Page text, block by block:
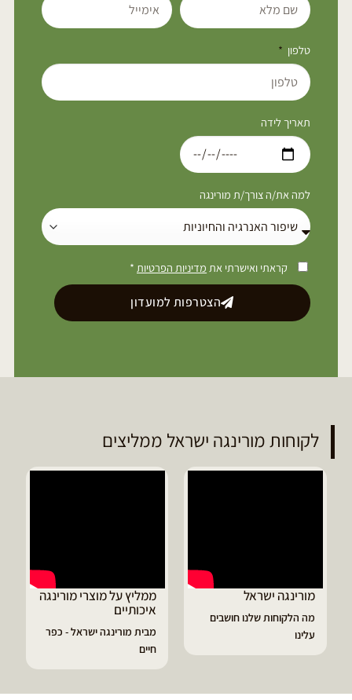
טלפון
תאריך לידה
למה את/ה צורך/ת מורינגה
קראתי ואישרתי את מדיניות הפרטיות *
הצטרפות למועדון
לקוחות מורינגה ישראל ממליצים
מורינגה ישראל
מה הלקוחות שלנו חושבים
עלינו
ממליץ על מוצרי מורינגה
איכותיים
מבית מורינגה ישראל - כפר
חיים